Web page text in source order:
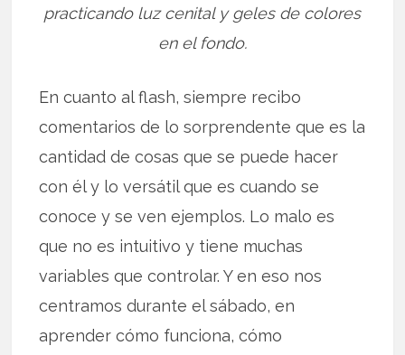
practicando luz cenital y geles de colores
en el fondo.
En cuanto al flash, siempre recibo
comentarios de lo sorprendente que es la
cantidad de cosas que se puede hacer
con él y lo versátil que es cuando se
conoce y se ven ejemplos. Lo malo es
que no es intuitivo y tiene muchas
variables que controlar. Y en eso nos
centramos durante el sábado, en
aprender cómo funciona, cómo